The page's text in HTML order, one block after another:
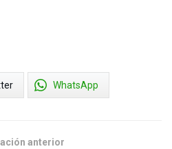
WhatsApp
anterior